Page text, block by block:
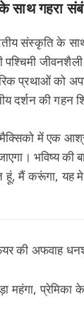
साथ गहरा
संस्कृति के
प्रथाओं को
दर्शन की गहन
में एक
भविष्य की
मैं करूंगा, यह
की अफवाह
पड़ा महंगा,